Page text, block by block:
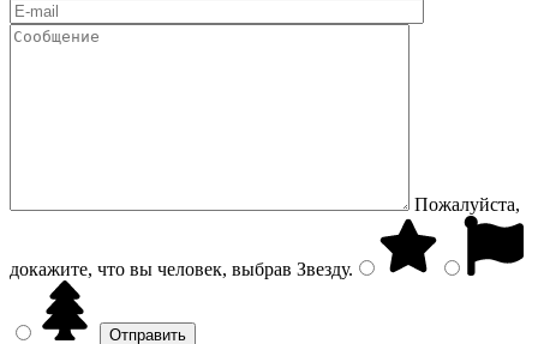
Пожалуйста,
докажите, что вы человек, выбрав Звезду.